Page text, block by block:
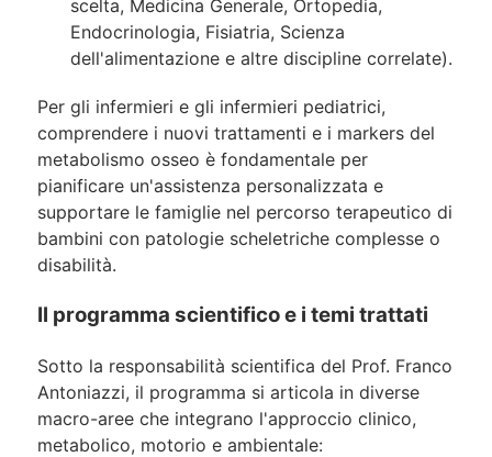
scelta, Medicina Generale, Ortopedia,
Endocrinologia, Fisiatria, Scienza
dell'alimentazione e altre discipline correlate).
Per gli infermieri e gli infermieri pediatrici,
comprendere i nuovi trattamenti e i markers del
metabolismo osseo è fondamentale per
pianificare un'assistenza personalizzata e
supportare le famiglie nel percorso terapeutico di
bambini con patologie scheletriche complesse o
disabilità.
Il programma scientifico e i temi trattati
Sotto la responsabilità scientifica del Prof. Franco
Antoniazzi, il programma si articola in diverse
macro-aree che integrano l'approccio clinico,
metabolico, motorio e ambientale: